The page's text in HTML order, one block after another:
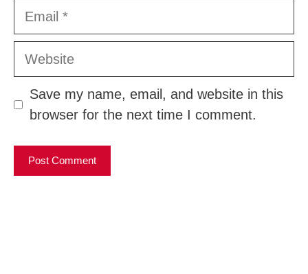
Email
Website
Save my name, email, and website in this
browser for the next time I comment.